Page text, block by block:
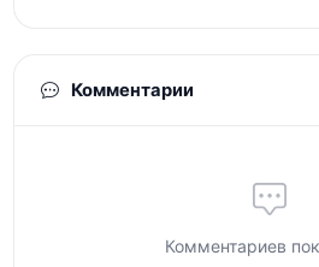
Комментарии
Комментариев